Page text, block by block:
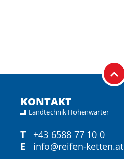
KONTAKT
Landtechnik Hohenwarter
T
+43 6588 77 10 0
E
info@reifen-ketten.at